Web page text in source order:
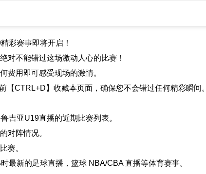
彩赛事即将开启！
对不能错过这场激动人心的比赛！
费用即可感受现场的激情。
【CTRL+D】收藏本页面，确保您不会错过任何精彩瞬间。
吉亚U19直播的近期比赛列表。
对阵情况。
赛。
最新的足球直播，篮球 NBA/CBA 直播等体育赛事。